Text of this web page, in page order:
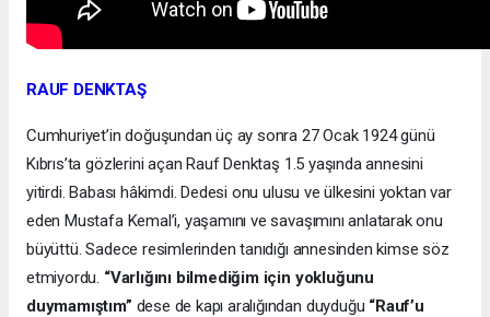
RAUF DENKTAŞ
Cumhuriyet’in doğuşundan üç ay sonra 27 Ocak 1924 günü
Kıbrıs’ta gözlerini açan Rauf Denktaş 1.5 yaşında annesini
yitirdi. Babası hâkimdi. Dedesi onu ulusu ve ülkesini yoktan var
eden Mustafa Kemal’i, yaşamını ve savaşımını anlatarak onu
büyüttü. Sadece resimlerinden tanıdığı annesinden kimse söz
etmiyordu. “Varlığını bilmediğim için yokluğunu
duymamıştım” dese de kapı aralığından duyduğu “Rauf’u